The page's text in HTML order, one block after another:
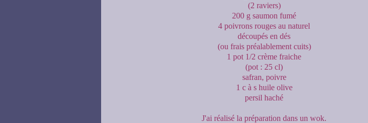
(2 raviers)
200 g saumon fumé
4 poivrons rouges au naturel
découpés en dés
(ou frais préalablement cuits)
1 pot 1/2 crème fraiche
(pot : 25 cl)
safran, poivre
1 c à s huile olive
persil haché
J'ai réalisé la préparation dans un wok.